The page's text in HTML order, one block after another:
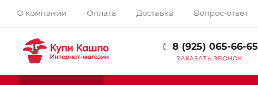
О компании Оплата Доставка Вопрос-ответ
8 (925) 065-66-65
ЗАКАЗАТЬ ЗВОНОК